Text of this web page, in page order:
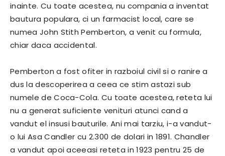
inainte. Cu toate acestea, nu compania a inventat
bautura populara, ci un farmacist local, care se
numea John Stith Pemberton, a venit cu formula,
chiar daca accidental.
Pemberton a fost ofiter in razboiul civil si o ranire a
dus la descoperirea a ceea ce stim astazi sub
numele de Coca-Cola. Cu toate acestea, reteta lui
nu a generat suficiente venituri atunci cand a
vandut el insusi bauturile. Ani mai tarziu, i-a vandut-
o lui Asa Candler cu 2.300 de dolari in 1891. Chandler
a vandut apoi aceeasi reteta in 1923 pentru 25 de